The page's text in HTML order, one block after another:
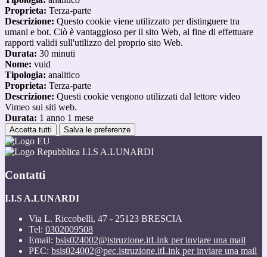
Proprieta: Terza-parte
Descrizione: Questo cookie viene utilizzato per distinguere tra
umani e bot. Ciò è vantaggioso per il sito Web, al fine di effettuare
rapporti validi sull'utilizzo del proprio sito Web.
Durata: 30 minuti
Nome: vuid
Tipologia: analitico
Proprieta: Terza-parte
Descrizione: Questi cookie vengono utilizzati dal lettore video
Vimeo sui siti web.
Durata: 1 anno 1 mese
Accetta tutti Salva le preferenze
I.I.S A.LUNARDI
Contatti
I.I.S A.LUNARDI
Via L. Riccobelli, 47 - 25123 BRESCIA
Tel: 0302009508
Email: bsis024002@istruzione.itLink per inviare una mail
PEC: bsis024002@pec.istruzione.itLink per inviare una mail